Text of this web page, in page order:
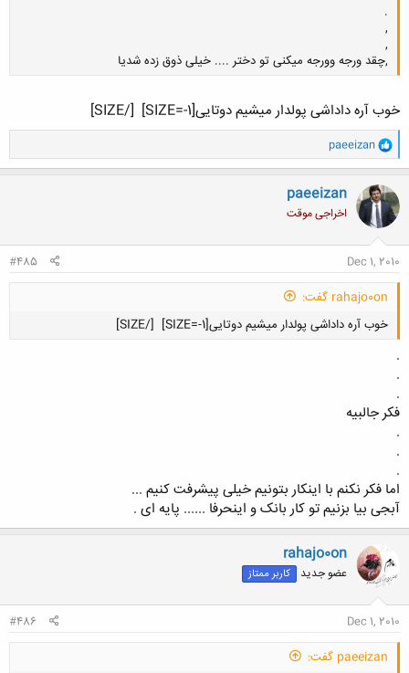
.
,
,
,چقد ورجه وورجه میکنی تو دختر .... خیلی ذوق زده شدیا
کلیک کنید تا باز شود...
خوب آره داداشی پولدار میشیم دوتایی[SIZE=-1] [/SIZE]
و
ا
ک
ن
ش
ه
ا
paeeizan
paeeizan
اخراجی موقت
Dec 1, 2010
#485
rahajo0on گفت:
خوب آره داداشی پولدار میشیم دوتایی[SIZE=-1]
[/SIZE]
.
.
.
فکر جالبیه
.
.
.
اما فکر نکنم با اینکار بتونیم خیلی پیشرفت کنیم ...
آبجی بیا بزنیم تو کار بانک و اینحرفا ...... پایه ای .
rahajo0on
عضو جدید کاربر ممتاز
Dec 1, 2010
#486
paeeizan گفت: